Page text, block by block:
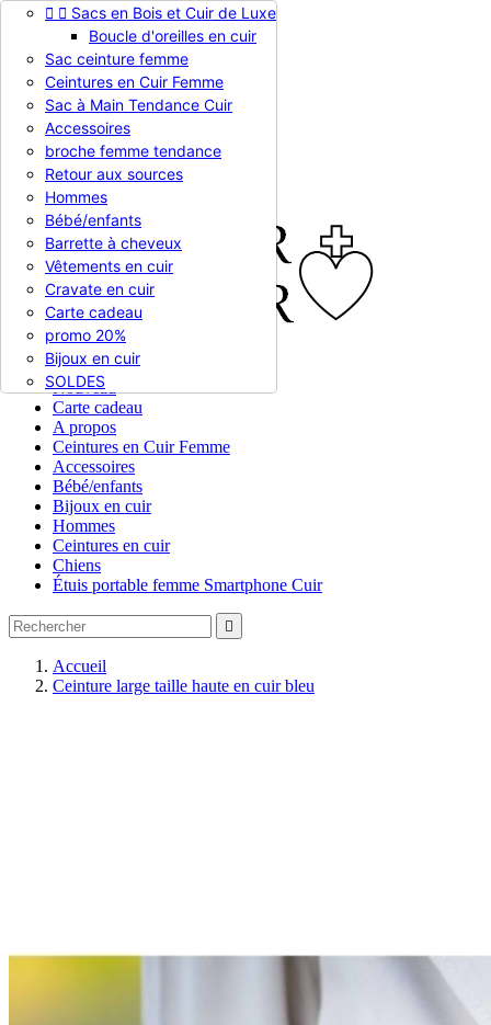
Appelez-nous :0786510612
EUR € 
EUR €
RUB RUB
Connexion
shopping_cart Panier (0)
  En stock
  Sacs en Bois et Cuir de Luxe
Boucle d'oreilles en cuir
Sac ceinture femme
Ceintures en Cuir Femme
Sac à Main Tendance Cuir
Accessoires
broche femme tendance
Retour aux sources
Hommes
Bébé/enfants
Barrette à cheveux
Vêtements en cuir
Cravate en cuir
Carte cadeau
promo 20%
Bijoux en cuir
SOLDES
Nouveau
Carte cadeau
A propos
Ceintures en Cuir Femme
Accessoires
Bébé/enfants
Bijoux en cuir
Hommes
Ceintures en cuir
Chiens
Étuis portable femme Smartphone Cuir

Accueil
Ceinture large taille haute en cuir bleu